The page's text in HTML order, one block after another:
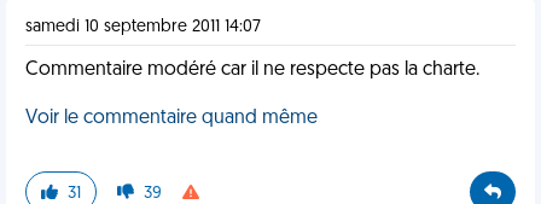
samedi 10 septembre 2011 14:07
Commentaire modéré car il ne respecte pas la charte.
Voir le commentaire quand même
31 39